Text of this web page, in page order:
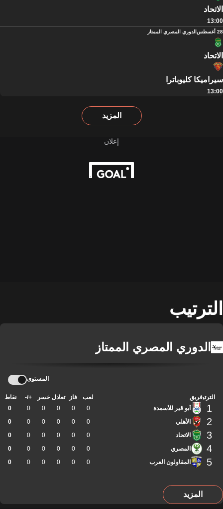
الاتحاد
13:00
28 أغسطس الدوري المصري الممتاز
الاتحاد
سيراميكا كليوباترا
13:00
المزيد
الترتيب
الدوري المصري الممتاز
المستوى
الترتيبفريق لعب فاز تعادل خسر +/- نقاط
1 أبو قير للأسمدة 0
0
0
0
0
0
2 الأهلي 0
0
0
0
0
0
3 الاتحاد 0
0
0
0
0
0
4 المصري 0
0
0
0
0
0
5 المقاولون العرب 0
0
0
0
0
0
المزيد